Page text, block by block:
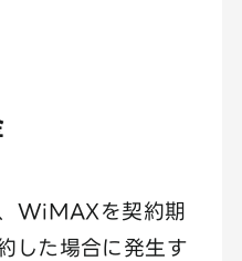
WiMAXを契約期
した場合に発生す